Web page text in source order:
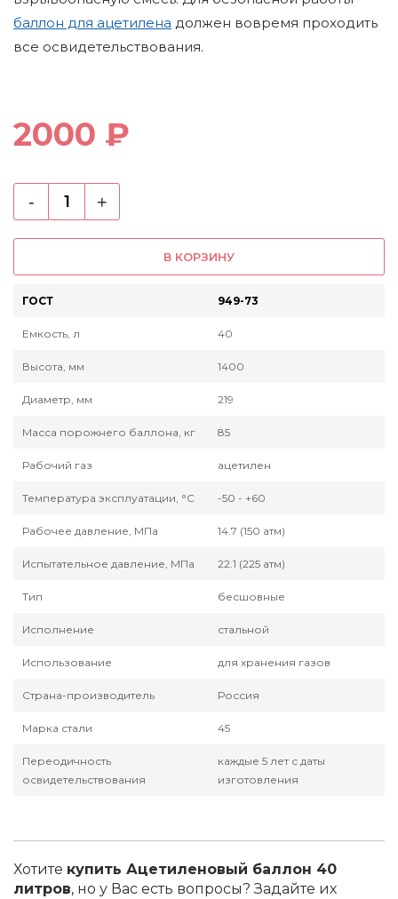
баллон для ацетилена должен вовремя проходить
все освидетельствования.
2000 ₽
- +
В КОРЗИНУ
ГОСТ 949-73
Емкость, л 40
Высота, мм 1400
Диаметр, мм 219
Масса порожнего баллона, кг 85
Рабочий газ ацетилен
Температура эксплуатации, °С -50 - +60
Рабочее давление, МПа 14.7 (150 атм)
Испытательное давление, МПа 22.1 (225 атм)
Тип бесшовные
Исполнение стальной
Использование для хранения газов
Страна-производитель Россия
Марка стали 45
Переодичность
освидетельствования
каждые 5 лет с даты
изготовления
Хотите купить Ацетиленовый баллон 40
литров, но у Вас есть вопросы? Задайте их